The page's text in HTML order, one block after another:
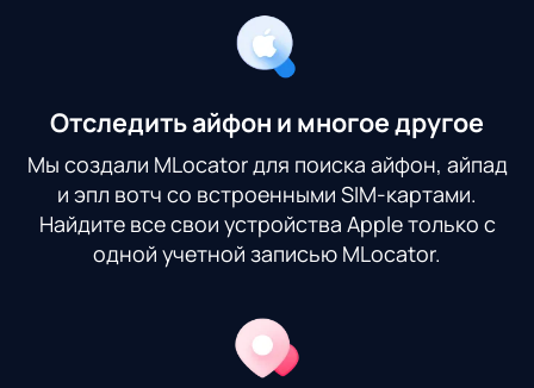
Отследить айфон и многое другое
Мы создали MLocator для поиска айфон, айпад
и эпл вотч со встроенными SIM-картами.
Найдите все свои устройства Apple только с
одной учетной записью MLocator.